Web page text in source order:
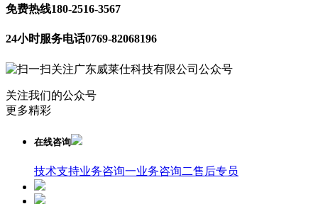
免费热线180-2516-3567
24小时服务电话0769-82068196
关注我们的公众号
更多精彩
在线咨询
技术支持业务咨询一业务咨询二售后专员